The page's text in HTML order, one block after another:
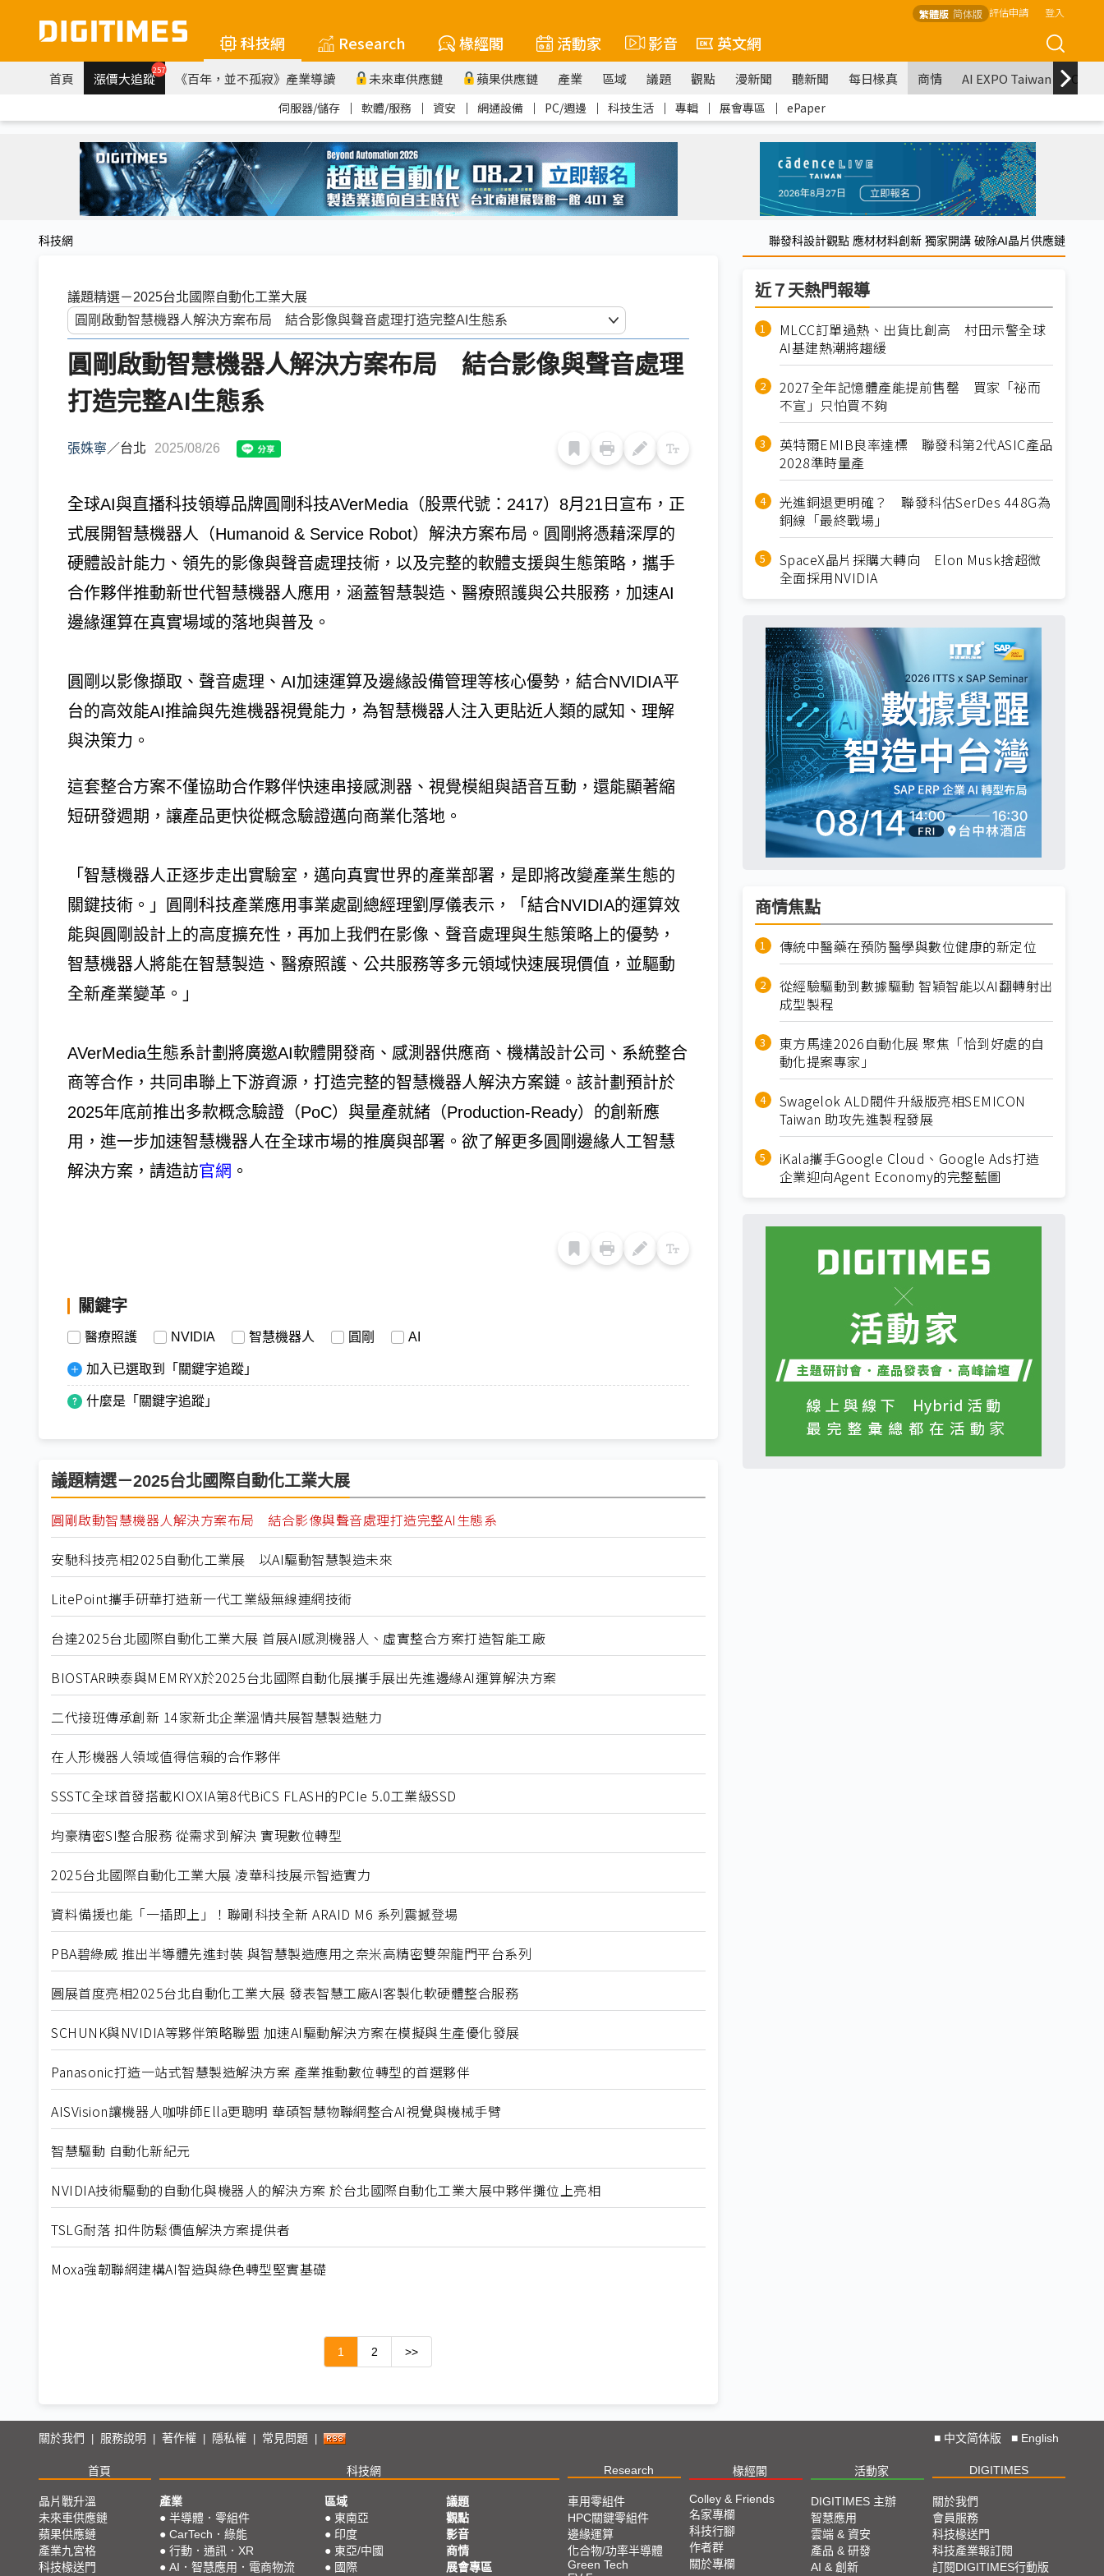
繁體版 简体版 評估申請 登入
科技網 Research 椽經閣 活動家 影音 英文網
首頁 漲價大追蹤257 《百年，並不孤寂》產業導讀 未來車供應鏈 蘋果供應鏈 產業 區域 議題 觀點 漫新聞 聽新聞 每日椽真 商情 AI EXPO Taiwan
伺服器/儲存 ｜ 軟體/服務 ｜ 資安 ｜ 網通設備 ｜ PC/週邊 ｜ 科技生活 ｜ 專輯 ｜ 展會專區 ｜ ePaper
科技網 聯發科設計觀點 應材材料創新 獨家開講 破除AI晶片供應鏈
議題精選－2025台北國際自動化工業大展
圓剛啟動智慧機器人解決方案布局 結合影像與聲音處理
打造完整AI生態系
張姝寧 ／台北 2025/08/26
全球AI與直播科技領導品牌圓剛科技AVerMedia（股票代號：2417）8月21日宣布，正
式展開智慧機器人（Humanoid & Service Robot）解決方案布局。圓剛將憑藉深厚的
硬體設計能力、領先的影像與聲音處理技術，以及完整的軟體支援與生態策略，攜手
合作夥伴推動新世代智慧機器人應用，涵蓋智慧製造、醫療照護與公共服務，加速AI
邊緣運算在真實場域的落地與普及。
圓剛以影像擷取、聲音處理、AI加速運算及邊緣設備管理等核心優勢，結合NVIDIA平
台的高效能AI推論與先進機器視覺能力，為智慧機器人注入更貼近人類的感知、理解
與決策力。
這套整合方案不僅協助合作夥伴快速串接感測器、視覺模組與語音互動，還能顯著縮
短研發週期，讓產品更快從概念驗證邁向商業化落地。
「智慧機器人正逐步走出實驗室，邁向真實世界的產業部署，是即將改變產業生態的
關鍵技術。」圓剛科技產業應用事業處副總經理劉厚儀表示，「結合NVIDIA的運算效
能與圓剛設計上的高度擴充性，再加上我們在影像、聲音處理與生態策略上的優勢，
智慧機器人將能在智慧製造、醫療照護、公共服務等多元領域快速展現價值，並驅動
全新產業變革。」
AVerMedia生態系計劃將廣邀AI軟體開發商、感測器供應商、機構設計公司、系統整合
商等合作，共同串聯上下游資源，打造完整的智慧機器人解決方案鏈。該計劃預計於
2025年底前推出多款概念驗證（PoC）與量產就緒（Production-Ready）的創新應
用，進一步加速智慧機器人在全球市場的推廣與部署。欲了解更多圓剛邊緣人工智慧
解決方案，請造訪官網 。
關鍵字
醫療照護 NVIDIA 智慧機器人 圓剛 AI
加入已選取到「關鍵字追蹤」
什麼是「關鍵字追蹤」
議題精選－2025台北國際自動化工業大展
圓剛啟動智慧機器人解決方案布局 結合影像與聲音處理打造完整AI生態系
安馳科技亮相2025自動化工業展 以AI驅動智慧製造未來
LitePoint攜手研華打造新一代工業級無線連網技術
台達2025台北國際自動化工業大展 首展AI感測機器人、虛實整合方案打造智能工廠
BIOSTAR映泰與MEMRYX於2025台北國際自動化展攜手展出先進邊緣AI運算解決方案
二代接班傳承創新 14家新北企業溫情共展智慧製造魅力
在人形機器人領域值得信賴的合作夥伴
SSSTC全球首發搭載KIOXIA第8代BiCS FLASH的PCIe 5.0工業級SSD
均豪精密SI整合服務 從需求到解決 實現數位轉型
2025台北國際自動化工業大展 凌華科技展示智造實力
資料備援也能「一插即上」！聯剛科技全新 ARAID M6 系列震撼登場
PBA碧綠威 推出半導體先進封裝 與智慧製造應用之奈米高精密雙架龍門平台系列
圓展首度亮相2025台北自動化工業大展 發表智慧工廠AI客製化軟硬體整合服務
SCHUNK與NVIDIA等夥伴策略聯盟 加速AI驅動解決方案在模擬與生產優化發展
Panasonic打造一站式智慧製造解決方案 產業推動數位轉型的首選夥伴
AISVision讓機器人咖啡師Ella更聰明 華碩智慧物聯網整合AI視覺與機械手臂
智慧驅動 自動化新紀元
NVIDIA技術驅動的自動化與機器人的解決方案 於台北國際自動化工業大展中夥伴攤位上亮相
TSLG耐落 扣件防鬆價值解決方案提供者
Moxa強韌聯網建構AI智造與綠色轉型堅實基礎
1 2 >>
近７天熱門報導
MLCC訂單過熱、出貨比創高 村田示警全球
AI基建熱潮將趨緩
2027全年記憶體產能提前售罄 買家「祕而
不宣」只怕買不夠
英特爾EMIB良率達標 聯發科第2代ASIC產品
2028準時量產
光進銅退更明確？ 聯發科估SerDes 448G為
銅線「最終戰場」
SpaceX晶片採購大轉向 Elon Musk捨超微
全面採用NVIDIA
商情焦點
傳統中醫藥在預防醫學與數位健康的新定位
從經驗驅動到數據驅動 智穎智能以AI翻轉射出
成型製程
東方馬達2026自動化展 聚焦「恰到好處的自
動化提案專家」
Swagelok ALD閥件升級版亮相SEMICON
Taiwan 助攻先進製程發展
iKala攜手Google Cloud、Google Ads打造
企業迎向Agent Economy的完整藍圖
關於我們 服務說明 著作權 隱私權 常見問題 ■ 中文简体版 ■ English
首頁 科技網 Research 椽經閣 活動家 DIGITIMES
晶片戰升溫
未來車供應鏈
蘋果供應鏈
產業九宮格
科技椽送門
產業
● 半導體．零組件
● CarTech．綠能
● 行動．通訊．XR
● AI．智慧應用．電商物流
區域
● 東南亞
● 印度
● 東亞/中國
● 國際
議題
觀點
影音
商情
展會專區
車用零組件
HPC關鍵零組件
邊緣運算
化合物/功率半導體
Green Tech
Colley & Friends
名家專欄
科技行腳
作者群
關於專欄
DIGITIMES 主辦
智慧應用
雲端 & 資安
產品 & 研發
AI & 創新
關於我們
會員服務
科技椽送門
科技產業報訂閱
訂閱DIGITIMES行動版